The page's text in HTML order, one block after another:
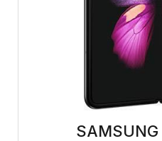
SAMSUNG